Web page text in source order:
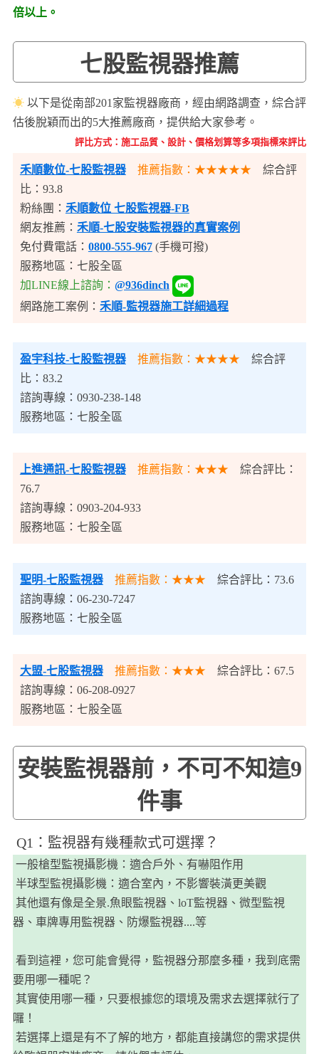
倍以上。
七股監視器推薦
☀以下是從南部201家監視器廠商，經由網路調查，綜合評
估後脫穎而出的5大推薦廠商，提供給大家參考。
評比方式：施工品質、設計、價格划算等多項指標來評比
禾順數位-七股監視器 推薦指數：★★★★★
綜合評
比：93.8
粉絲團： 禾順數位 七股監視器-FB
網友推薦： 禾順-七股安裝監視器的真實案例
免付費電話： 0800-555-967(手機可撥)
服務地區：七股全區
加LINE線上諮詢： @936dinch
網路施工案例： 禾順-監視器施工詳細過程
盈宇科技-七股監視器 推薦指數：★★★★ 綜合評
比：83.2
諮詢專線：0930-238-148
服務地區：七股全區
上進通訊-七股監視器 推薦指數：★★★
綜合評比：
76.7
諮詢專線：0903-204-933
服務地區：七股全區
聖明-七股監視器 推薦指數：★★★
綜合評比：73.6
諮詢專線：06-230-7247
服務地區：七股全區
大盟-七股監視器 推薦指數：★★★
綜合評比：67.5
諮詢專線：06-208-0927
服務地區：七股全區
安裝監視器前，不可不知這9
件事
​Q1：監視器有幾種款式可選擇？
一般槍型監視攝影機：適合戶外、有嚇阻作用
半球型監視攝影機：適合室內，不影響裝潢更美觀
其他還有像是全景.魚眼監視器、loT監視器、微型監視
器、車牌專用監視器、防爆監視器....等
看到這裡，您可能會覺得，監視器分那麼多種，我到底需
要用哪一種呢？
​​​​ 其實使用哪一種，只要根據您的環境及需求去選擇就行了
囉！
若選擇上還是有不了解的地方，都能直接講您的需求提供